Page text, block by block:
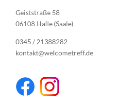
Geiststraße 58
06108 Halle (Saale)
0345 / 21388282
kontakt@welcometreff.de